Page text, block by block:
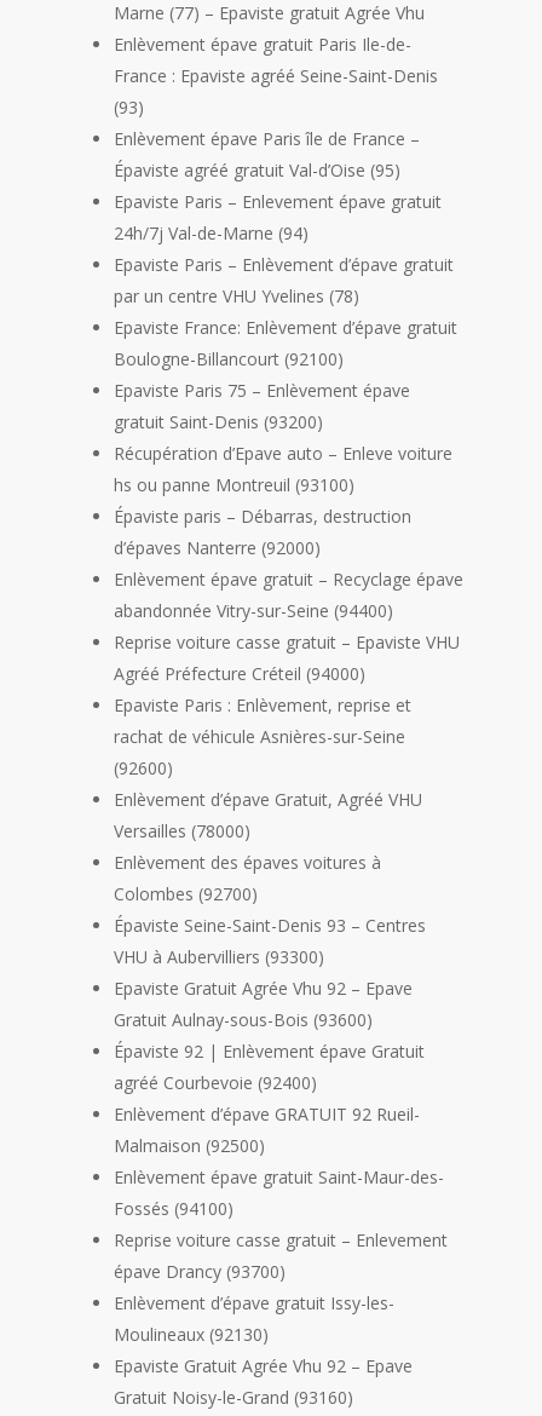
Marne (77) – Epaviste gratuit Agrée Vhu
Enlèvement épave gratuit Paris Ile-de-
France : Epaviste agréé Seine-Saint-Denis
(93)
Enlèvement épave Paris île de France –
Épaviste agréé gratuit Val-d’Oise (95)
Epaviste Paris – Enlevement épave gratuit
24h/7j Val-de-Marne (94)
Epaviste Paris – Enlèvement d’épave gratuit
par un centre VHU Yvelines (78)
Epaviste France: Enlèvement d’épave gratuit
Boulogne-Billancourt (92100)
Epaviste Paris 75 – Enlèvement épave
gratuit Saint-Denis (93200)
Récupération d’Epave auto – Enleve voiture
hs ou panne Montreuil (93100)
Épaviste paris – Débarras, destruction
d’épaves Nanterre (92000)
Enlèvement épave gratuit – Recyclage épave
abandonnée Vitry-sur-Seine (94400)
Reprise voiture casse gratuit – Epaviste VHU
Agréé Préfecture Créteil (94000)
Epaviste Paris : Enlèvement, reprise et
rachat de véhicule Asnières-sur-Seine
(92600)
Enlèvement d’épave Gratuit, Agréé VHU
Versailles (78000)
Enlèvement des épaves voitures à
Colombes (92700)
Épaviste Seine-Saint-Denis 93 – Centres
VHU à Aubervilliers (93300)
Epaviste Gratuit Agrée Vhu 92 – Epave
Gratuit Aulnay-sous-Bois (93600)
Épaviste 92 | Enlèvement épave Gratuit
agréé Courbevoie (92400)
Enlèvement d’épave GRATUIT 92 Rueil-
Malmaison (92500)
Enlèvement épave gratuit Saint-Maur-des-
Fossés (94100)
Reprise voiture casse gratuit – Enlevement
épave Drancy (93700)
Enlèvement d’épave gratuit Issy-les-
Moulineaux (92130)
Epaviste Gratuit Agrée Vhu 92 – Epave
Gratuit Noisy-le-Grand (93160)